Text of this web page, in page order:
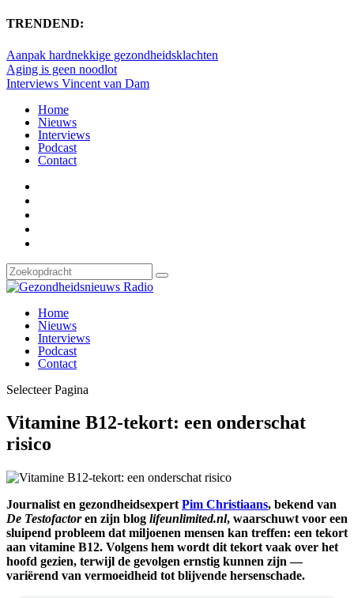
TRENDEND:
Aanpak hardnekkige gezondheidsklachten
Aging is geen noodlot
Interviews Vincent van Dam
Home
Nieuws
Interviews
Podcast
Contact
Home
Nieuws
Interviews
Podcast
Contact
Selecteer Pagina
Vitamine B12-tekort: een onderschat
risico
Journalist en gezondheidsexpert Pim Christiaans, bekend van
De Testofactoren zijn blog lifeunlimited.nl, waarschuwt voor een
sluipend probleem dat miljoenen mensen kan treffen: een tekort
aan vitamine B12. Volgens hem wordt dit tekort vaak over het
hoofd gezien, terwijl de gevolgen ernstig kunnen zijn —
variërend van vermoeidheid tot blijvende hersenschade.